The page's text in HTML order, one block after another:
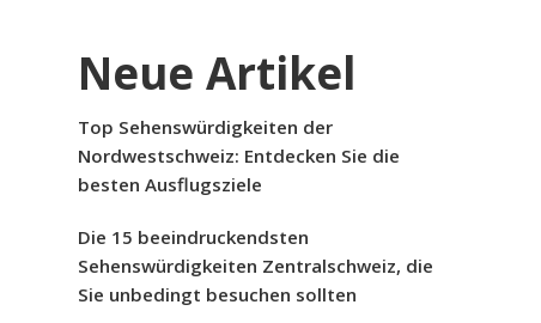
Neue Artikel
Top Sehenswürdigkeiten der
Nordwestschweiz: Entdecken Sie die
besten Ausflugsziele
Die 15 beeindruckendsten
Sehenswürdigkeiten Zentralschweiz, die
Sie unbedingt besuchen sollten